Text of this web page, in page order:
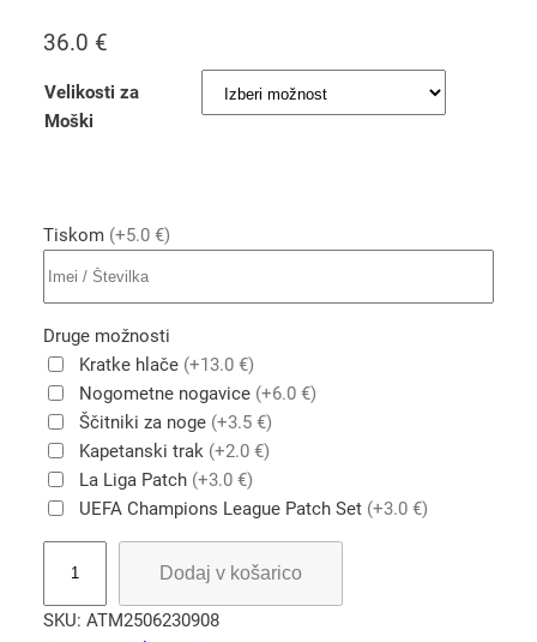
36.0 €
Velikosti za
Moški
Tiskom (+5.0 €)
Druge možnosti
Kratke hlače (+13.0 €)
Nogometne nogavice (+6.0 €)
Ščitniki za noge (+3.5 €)
Kapetanski trak (+2.0 €)
La Liga Patch (+3.0 €)
UEFA Champions League Patch Set (+3.0 €)
l
Dodaj v košarico
SKU: ATM2506230908